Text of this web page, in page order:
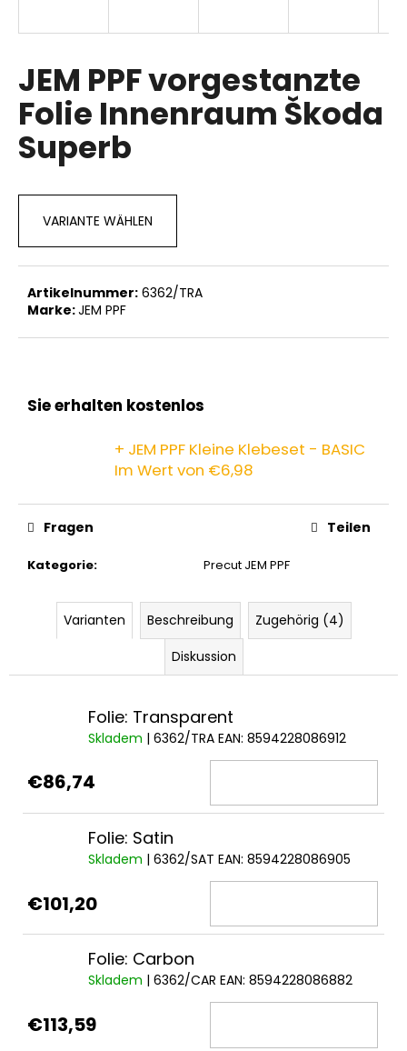
JEM PPF vorgestanzte
Folie Innenraum Škoda
Superb
VARIANTE WÄHLEN
Artikelnummer: 6362/TRA
Marke:JEM PPF
Sie erhalten kostenlos
+ JEM PPF Kleine Klebeset - BASIC
Im Wert von €6,98
Kategorie: Precut JEM PPF
Fragen Teilen
Varianten Beschreibung
Zugehörig (4)
Diskussion
Folie: Transparent
Skladem | 6362/TRA EAN: 8594228086912
€86,74
Folie: Satin
Skladem | 6362/SAT EAN: 8594228086905
€101,20
Folie: Carbon
Skladem | 6362/CAR EAN: 8594228086882
€113,59
W
r
p
f
e
h